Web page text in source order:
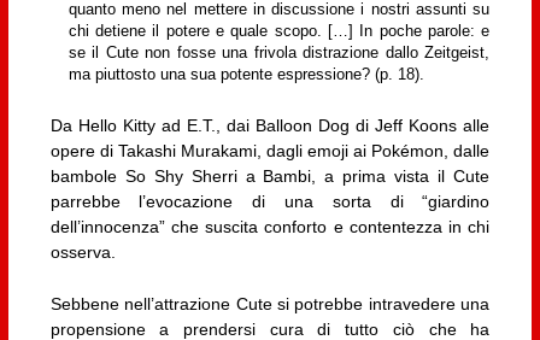
quanto meno nel mettere in discussione i nostri assunti su
chi detiene il potere e quale scopo. […] In poche parole: e
se il Cute non fosse una frivola distrazione dallo Zeitgeist,
ma piuttosto una sua potente espressione? (p. 18).
Da Hello Kitty ad E.T., dai Balloon Dog di Jeff Koons alle
opere di Takashi Murakami, dagli emoji ai Pokémon, dalle
bambole So Shy Sherri a Bambi, a prima vista il Cute
parrebbe l’evocazione di una sorta di “giardino
dell’innocenza” che suscita conforto e contentezza in chi
osserva.
Sebbene nell’attrazione Cute si potrebbe intravedere una
propensione a prendersi cura di tutto ciò che ha